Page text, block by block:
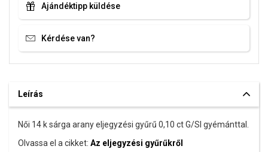
Ajándéktipp küldése
Kérdése van?
Leírás
Női 14 k sárga arany eljegyzési gyűrű 0,10 ct G/SI gyémánttal.
Olvassa el a cikket: Az eljegyzési gyűrűkről